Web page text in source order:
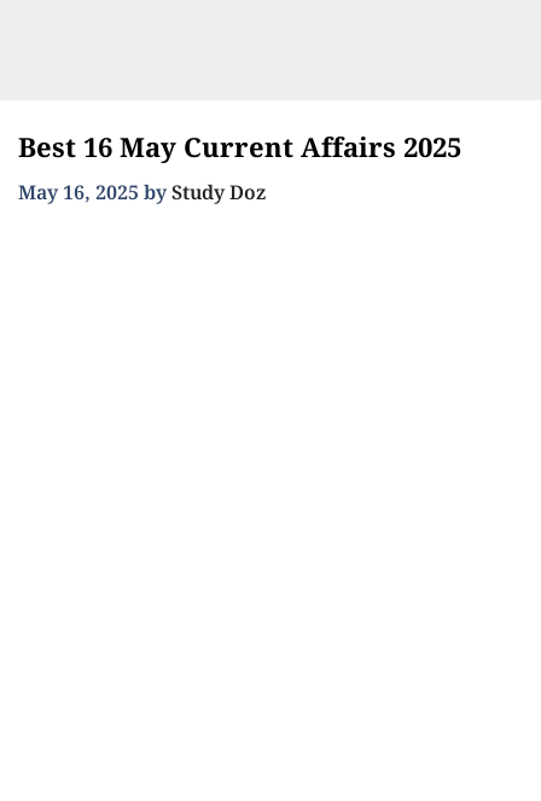
Best 16 May Current Affairs 2025
May 16, 2025 byStudy Doz